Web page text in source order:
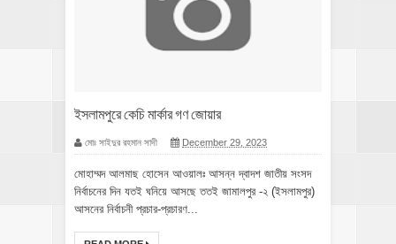
ইসলামপুরে কেচি মার্কার গণ জোয়ার
মোঃ সাইদুর রহমান সাদী December 29, 2023
মোহাম্মদ আলমাছ হোসেন আওয়ালঃ আসন্ন দ্বাদশ জাতীয় সংসদ
নির্বাচনের দিন যতই ঘনিয়ে আসছে ততই জামালপুর -২ (ইসলামপুর)
আসনের নির্বাচনী প্রচার-প্রচারণ...